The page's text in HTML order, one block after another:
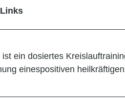
ist ein dosiertes
einespositiven